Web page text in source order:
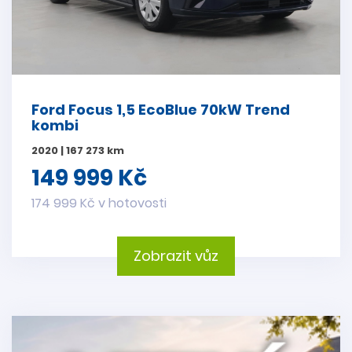
Ford Focus 1,5 EcoBlue 70kW Trend
kombi
2020 | 167 273 km
149 999 Kč
174 999 Kč v hotovosti
Zobrazit vůz